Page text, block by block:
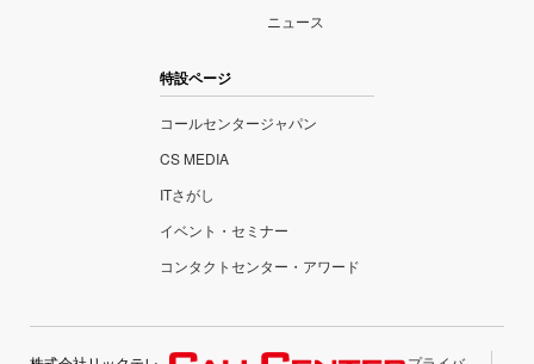
ニュース
特設ページ
コールセンタージャパン
CS MEDIA
ITさがし
イベント・セミナー
コンタクトセンター・アワード